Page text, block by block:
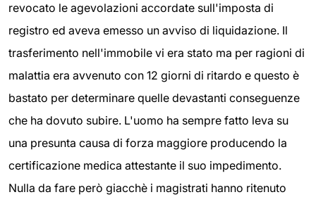
revocato le agevolazioni accordate sull'imposta di
registro ed aveva emesso un avviso di liquidazione. Il
trasferimento nell'immobile vi era stato ma per ragioni di
malattia era avvenuto con 12 giorni di ritardo e questo è
bastato per determinare quelle devastanti conseguenze
che ha dovuto subire. L'uomo ha sempre fatto leva su
una presunta causa di forza maggiore producendo la
certificazione medica attestante il suo impedimento.
Nulla da fare però giacchè i magistrati hanno ritenuto